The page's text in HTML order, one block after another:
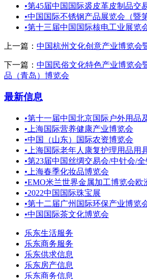
•第45届中国国际裘皮革皮制品交
•中国国际不锈钢产品展览会（暨
•第十三届中国国际核电工业展览
上一篇： 中国杭州文化创意产业博览会
下一篇： 中国民俗文化特色产业博览会
品（青岛）博览会
最新信息
•第十一届中国北京国际户外用品
• 上海国际营养健康产业博览会
•中国（山东）国际农资博览会
• 上海国际老年人康复护理用品用
•第23届中国丝绸交易会/中针会/全
• 上海春季化妆品博览会
•EMO米兰世界金属加工博览会欧
•2022中国国际珠宝展
•第十二届广州国际环保产业博览
•中国国际茶文化博览会
乐东生活服务
乐东商务服务
乐东供求信息
乐东房产信息
乐东商务信息